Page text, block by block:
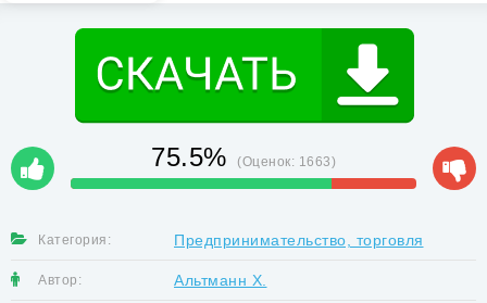
75.5% (Оценок: 1663)
Категория: Предпринимательство, торговля
Автор: Альтманн Х.